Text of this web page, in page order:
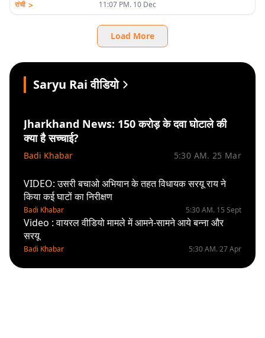
रांची > 11:07 PM. 10 Dec
Load More
Saryu Rai वीडियो
Jharkhand News: 150 करोड़ के दवा घोटाले की
क्या है सच्चाई?
Badi Khabar 5:30 AM. 25 Mar
VIDEO: उसरी बचाओ अभियान के तहत विधायक सरयू राय ने
किया कई घाटों का निरीक्षण
Badi Khabar 5:30 AM. 15 Sept
Video : वायरल वीडियो मामले में आमने-सामने आये बन्ना और
सरयू
Badi Khabar 5:30 AM. 27 Apr